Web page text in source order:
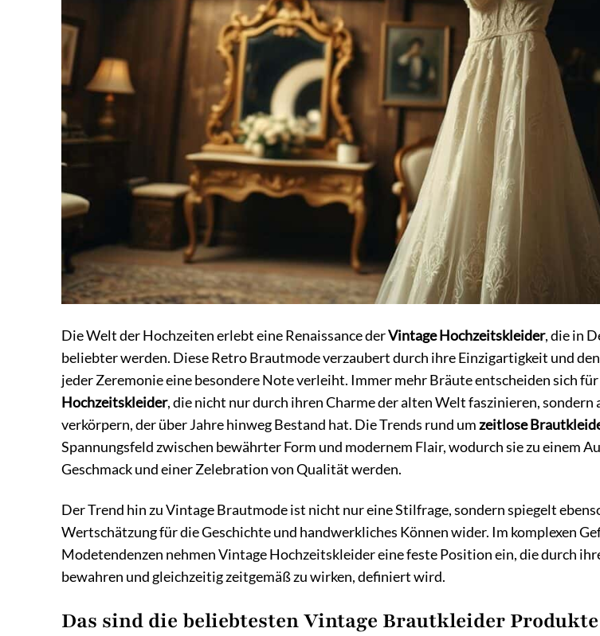
Die Welt der Hochzeiten erlebt eine Renaissance derVintage Hochzeitskleider, die in
beliebter werden. Diese Retro Brautmode verzaubert durch ihre Einzigartigkeit und
jeder Zeremonie eine besondere Note verleiht. Immer mehr Bräute entscheiden sich für
Hochzeitskleider, die nicht nur durch ihren Charme der alten Welt faszinieren, sondern
verkörpern, der über Jahre hinweg Bestand hat. Die Trends rund umzeitlose
Spannungsfeld zwischen bewährter Form und modernem Flair, wodurch sie zu einem
Geschmack und einer Zelebration von Qualität werden.
Der Trend hin zu Vintage Brautmode ist nicht nur eine Stilfrage, sondern spiegelt
Wertschätzung für die Geschichte und handwerkliches Können wider. Im komplexen
Modetendenzen nehmen Vintage Hochzeitskleider eine feste Position ein, die durch
bewahren und gleichzeitig zeitgemäß zu wirken, definiert wird.
Das sind die beliebtesten Vintage Brautkleider Produkte